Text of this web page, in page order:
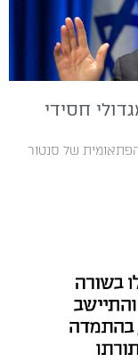
חסידי